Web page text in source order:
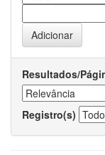
Resultados/
Registro(s)